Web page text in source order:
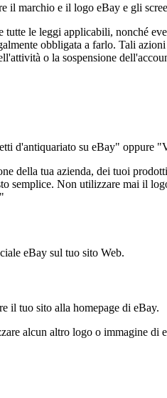
il marchio e il logo eBay e gli
tutte le leggi applicabili, nonché
obbligata a farlo. Tali
o la sospensione
d'antiquariato su eBay" oppure
della tua azienda, dei tuoi
semplice. Non utilizzare mai il
eBay sul tuo sito Web.
il tuo sito alla homepage di eBay.
alcun altro logo o immagine di